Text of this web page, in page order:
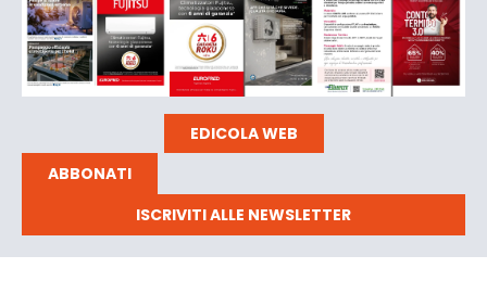
EDICOLA WEB
ABBONATI
ISCRIVITI ALLE NEWSLETTER